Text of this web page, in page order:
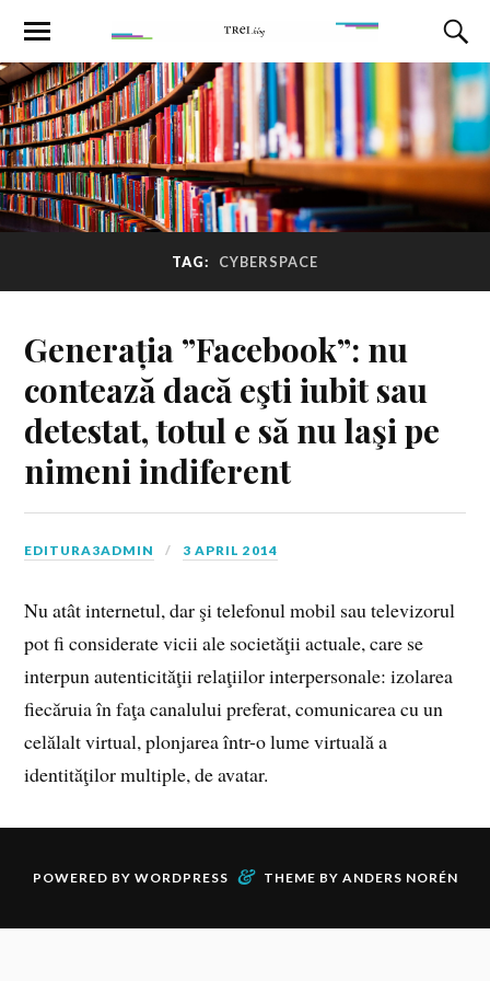
TAG: CYBERSPACE
Generația ”Facebook”: nu
contează dacă eşti iubit sau
detestat, totul e să nu laşi pe
nimeni indiferent
EDITURA3ADMIN 3 APRIL 2014
Nu atât internetul, dar şi telefonul mobil sau televizorul
pot fi considerate vicii ale societăţii actuale, care se
interpun autenticităţii relaţiilor interpersonale: izolarea
fiecăruia în faţa canalului preferat, comunicarea cu un
celălalt virtual, plonjarea într-o lume virtuală a
identităţilor multiple, de avatar.
POWERED BY WORDPRESS & THEME BY ANDERS NORÉN